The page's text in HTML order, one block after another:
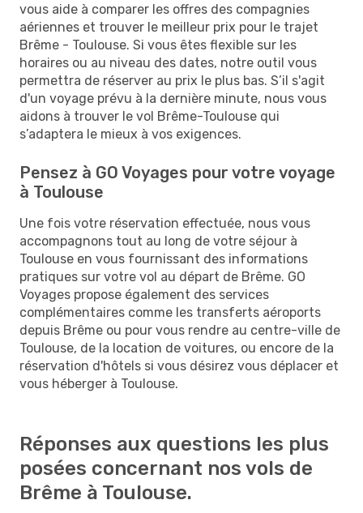
vous aide à comparer les offres des compagnies
aériennes et trouver le meilleur prix pour le trajet
Brême - Toulouse. Si vous êtes flexible sur les
horaires ou au niveau des dates, notre outil vous
permettra de réserver au prix le plus bas. S’il s'agit
d'un voyage prévu à la dernière minute, nous vous
aidons à trouver le vol Brême-Toulouse qui
s’adaptera le mieux à vos exigences.
Pensez à GO Voyages pour votre voyage
à Toulouse
Une fois votre réservation effectuée, nous vous
accompagnons tout au long de votre séjour à
Toulouse en vous fournissant des informations
pratiques sur votre vol au départ de Brême. GO
Voyages propose également des services
complémentaires comme les transferts aéroports
depuis Brême ou pour vous rendre au centre-ville de
Toulouse, de la location de voitures, ou encore de la
réservation d'hôtels si vous désirez vous déplacer et
vous héberger à Toulouse.
Réponses aux questions les plus
posées concernant nos vols de
Brême à Toulouse.